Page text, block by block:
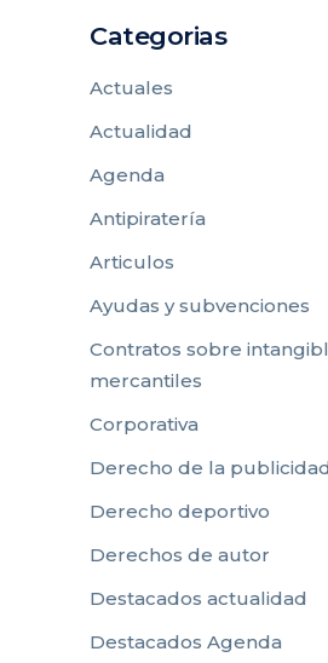
Categorias
Actuales
Actualidad
Agenda
Antipiratería
Articulos
Ayudas y subvenciones
Contratos sobre
mercantiles
Corporativa
Derecho de la
Derecho deportivo
Derechos de autor
Destacados actualidad
Destacados Agenda